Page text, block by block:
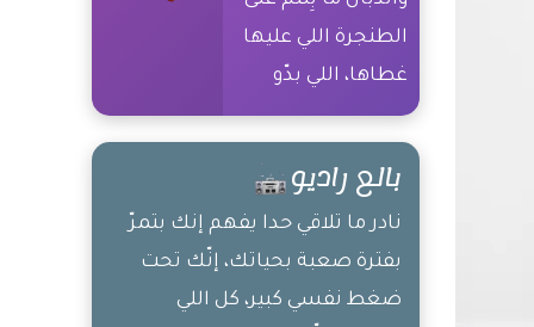
الطنجرة اللي عليها
غطاها، اللي بدّو
التوت بياكلو
عالأرض بيتركو،
والرخيص عمره ما
بِصير غالي
بالع راديو
نادر ما تلاقي حدا يفهم إنك بتمرّ
بفترة صعبة بحياتك، إنّك تحت
ضغط نفسي كبير، كل اللي